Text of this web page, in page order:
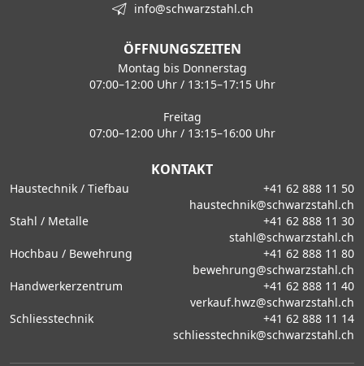
info@schwarzstahl.ch
ÖFFNUNGSZEITEN
Montag bis Donnerstag
07:00–12:00 Uhr / 13:15–17:15 Uhr
Freitag
07:00–12:00 Uhr / 13:15–16:00 Uhr
KONTAKT
Haustechnik / Tiefbau
+41 62 888 11 50
haustechnik@schwarzstahl.ch
Stahl / Metalle
+41 62 888 11 30
stahl@schwarzstahl.ch
Hochbau / Bewehrung
+41 62 888 11 80
bewehrung@schwarzstahl.ch
Handwerkerzentrum
+41 62 888 11 40
verkauf.hwz@schwarzstahl.ch
Schliesstechnik
+41 62 888 11 14
schliesstechnik@schwarzstahl.ch